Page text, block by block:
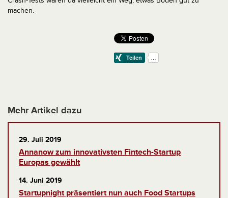
machen.
Mehr Artikel dazu
29. Juli 2019
Annanow zum innovativsten Fintech-Startup
Europas gewählt
14. Juni 2019
Startupnight präsentiert nun auch Food Startups